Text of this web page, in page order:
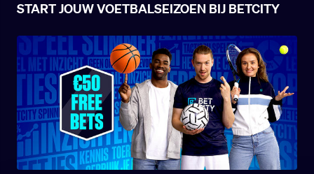
START JOUW VOETBALSEIZOEN BIJ BETCITY